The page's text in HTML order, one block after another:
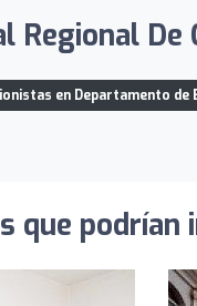
Regional
en Departamento de
que podrían